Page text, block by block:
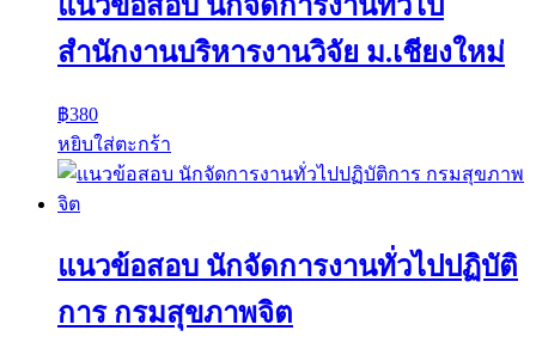
สำนักงานบริหารงานวิจัย ม.เชียงใหม่
฿380
หยิบใส่ตะกร้า
แนวข้อสอบ นักจัดการงานทั่วไปปฏิบัติ
การ กรมสุขภาพจิต